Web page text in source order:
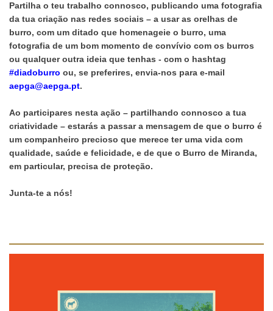
Partilha o teu trabalho connosco, publicando uma fotografia
da tua criação nas redes sociais – a usar as orelhas de
burro, com um ditado que homenageie o burro, uma
fotografia de um bom momento de convívio com os burros
ou qualquer outra ideia que tenhas - com o hashtag
#diadoburro ou, se preferires, envia-nos para e-mail
aepga@aepga.pt.
Ao participares nesta ação – partilhando connosco a tua
criatividade – estarás a passar a mensagem de que o burro é
um companheiro precioso que merece ter uma vida com
qualidade, saúde e felicidade, e de que o Burro de Miranda,
em particular, precisa de proteção.
Junta-te a nós!